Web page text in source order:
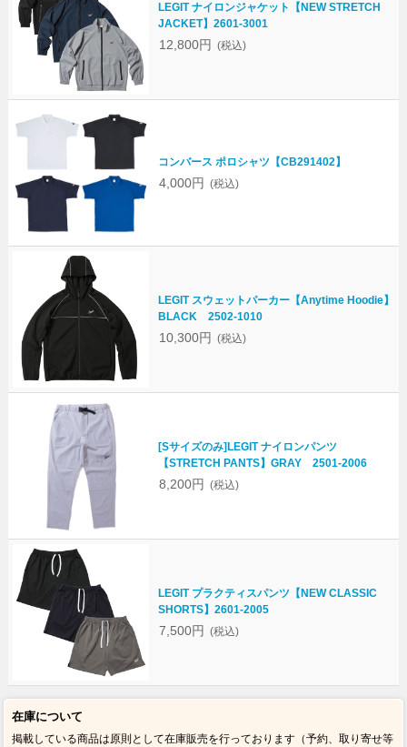
LEGIT ナイロンジャケット【NEW STRETCH
JACKET】2601-3001
12,800円 (税込)
コンバース ポロシャツ【CB291402】
4,000円 (税込)
LEGIT スウェットパーカー【Anytime Hoodie】
BLACK 2502-1010
10,300円 (税込)
[Sサイズのみ]LEGIT ナイロンパンツ
【STRETCH PANTS】GRAY 2501-2006
8,200円 (税込)
LEGIT プラクティスパンツ【NEW CLASSIC
SHORTS】2601-2005
7,500円 (税込)
在庫について
掲載している商品は原則として在庫販売を行っております（予約、取り寄せ等